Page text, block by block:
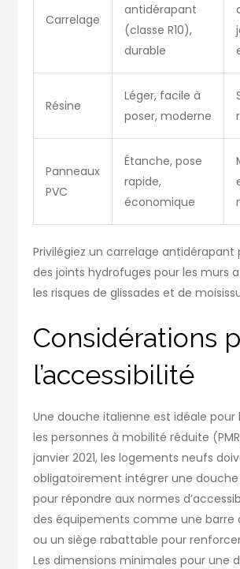
Carrelage
antidérapant
(classe R10),
durable
Résine
Léger, facile à
poser, moderne
Panneaux
PVC
Étanche, pose
rapide,
économique
Privilégiez un carrelage antidérapant
des joints hydrofuges pour les murs
les risques de glissades et de
Considérations
l’accessibilité
Une douche italienne est idéale pour
les personnes à mobilité réduite
janvier 2021, les logements neufs
obligatoirement intégrer une
pour répondre aux normes
des équipements comme une barre
ou un siège rabattable pour
Les dimensions minimales pour une